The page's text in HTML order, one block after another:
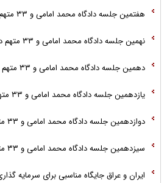
هفتمین جلسه دادگاه محمد امامی و ۳۳ متهم دیگر
نهمین جلسه دادگاه محمد امامی و ۳۳ متهم دیگر
دهمین جلسه دادگاه محمد امامی و ۳۳ متهم دیگر
یازدهمین جلسه دادگاه محمد امامی و ۳۳ متهم دیگر
دوازدهمین جلسه دادگاه محمد امامی و ۳۳ متهم دیگر
سیزدهمین جلسه دادگاه محمد امامی و ۳۳ متهم دیگر
ایران و عراق جایگاه مناسبی برای سرمایه